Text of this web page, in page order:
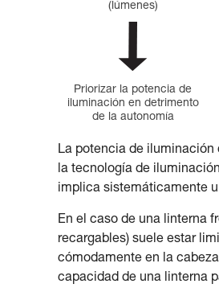
(lúmenes)
Priorizar la potencia de
iluminación en detrimento
de la autonomía
La potencia de iluminación
la tecnología de
implica sistemáticamente
En el caso de una linterna
recargables) suele estar
cómodamente en la
capacidad de una linterna